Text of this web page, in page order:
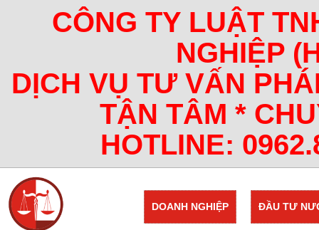
CÔNG TY LUẬT
NGHIỆP
DỊCH VỤ TƯ VẤN
TẬN TÂM *
HOTLINE:
ĐẦU TƯ
DOANH NGHIỆP